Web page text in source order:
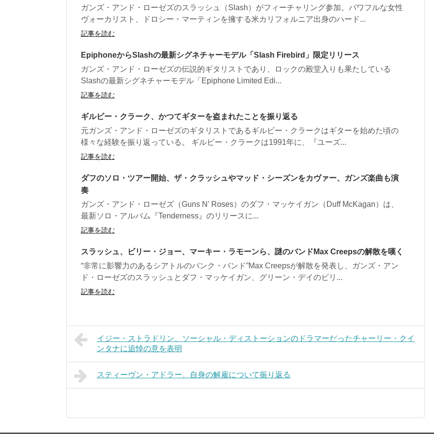
ガンズ・アンド・ローゼズのスラッシュ（Slash）がフィーチャリング参加。パワフルな女性
ヴォーカリスト、ドロシー・マーティンを擁する米カリフォルニア出身のハード...
記事を読む
EpiphoneからSlashの最新シグネチャーモデル「Slash Firebird」限定リリース
ガンズ・アンド・ローゼズの伝説的ギタリストであり、ロックの殿堂入りも果たしている
Slashの最新シグネチャーモデル「Epiphone Limited Edi...
記事を読む
ギルビー・クラーク、かつてギターを盗まれたことを振り返る
元ガンズ・アンド・ローゼズのギタリストであるギルビー・クラークはギターを始めた頃の
様々な経験を振り返っている。 ギルビー・クラークは1991年に、『ユーズ...
記事を読む
ダフのソロ・ツアー開始、ザ・クラッシュやマッド・シーズンをカヴァー、ガンズ楽曲も演
奏
ガンズ・アンド・ローゼズ（Guns N' Roses）のダフ・マッケイガン（Duff McKagan）は、
最新ソロ・アルバム『Tenderness』のリリースに...
記事を読む
スラッシュ、ビリー・ジョー、マーキー・ラモーンら、謎のバンドMax Creepsの解散を嘆く
“非常に影響力のあるシアトルのパンク・バンド”Max Creepsが解散を発表し、ガンズ・アン
ド・ローゼズのスラッシュとダフ・マッケイガン、グリーン・デイのビリ...
記事を読む
イジー・ストラドリン、ソーシャル・ディストーションのドラマーだったチャーリー・クイ
ンタナに追悼の意を表明
スティーヴン・アドラー、自身の解雇について振り返る